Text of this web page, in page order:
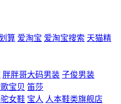
算 爱淘宝 爱淘宝搜索 天猫精
胖胖哥大码男装 子俊男装
宝贝 笛莎
女鞋 宝人 人本鞋类旗舰店